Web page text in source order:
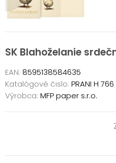
SK Blahoželanie
EAN: 8595138584635
Katalógové čislo: PRANI H 766
Výrobca: MFP paper s.r.o.